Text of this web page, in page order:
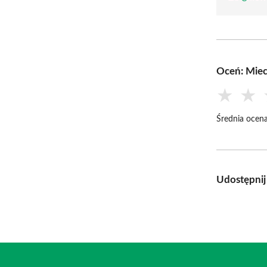
Oceń:
★ ★
Średnia
Udostępnij